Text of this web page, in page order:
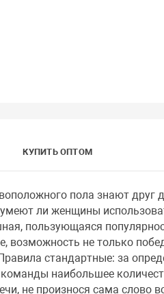
КУПИТЬ ОПТОМ
пола знают друг
ли женщины
пользующаяся
возможность не только
стандартные: за
наибольшее
не произнося сама слово